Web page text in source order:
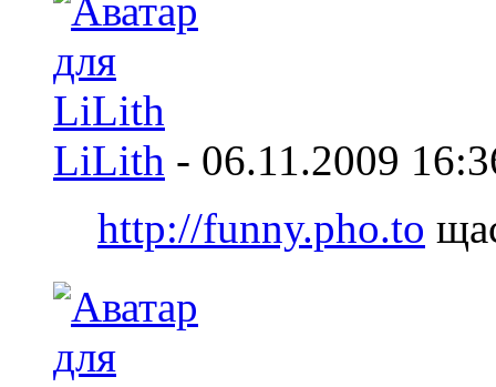
LiLith - 06.11.2009
http://funny.pho.to